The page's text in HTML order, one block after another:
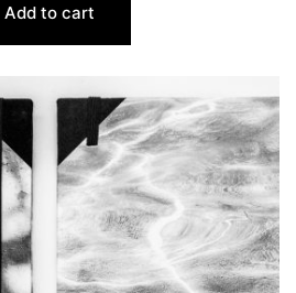
Add to cart